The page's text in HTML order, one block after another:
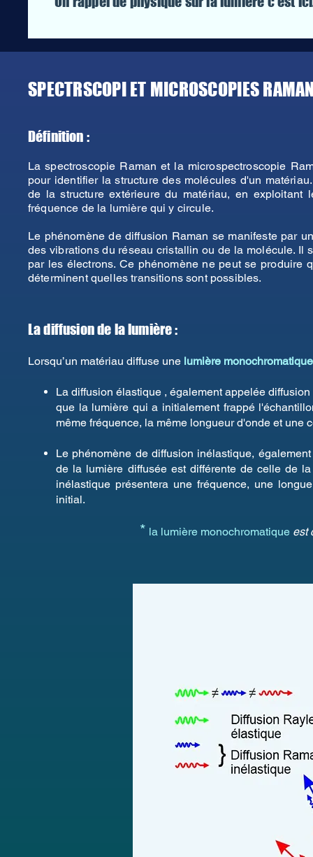
SPECTRSCOPI ET MICROSCOPIES
Définition :
La spectroscopie Raman et la microspectroscopie
pour identifier la structure des molécules d'un
de la structure extérieure du matériau, en
fréquence de la lumière qui y circule.
Le phénomène de diffusion Raman se manifeste par
des vibrations du réseau cristallin ou de la molécule. Il
par les électrons. Ce phénomène ne peut se
déterminent quelles transitions sont possibles.
La diffusion de la lumière :
Lorsqu’un matériau diffuse une lumière
La diffusion élastique , également appelée
que la lumière qui a initialement frappé
même fréquence, la même longueur d'onde et une
Le phénomène de diffusion inélastique,
de la lumière diffusée est différente de celle de
inélastique présentera une fréquence, une
initial.
* la lumière monochromatique est